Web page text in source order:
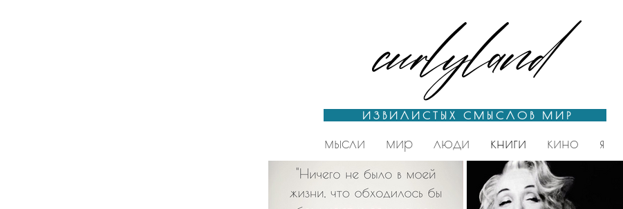
curlyland
ИЗВИЛИСТЫХ СМЫСЛОВ МИР
мысли мир люди книги кино я